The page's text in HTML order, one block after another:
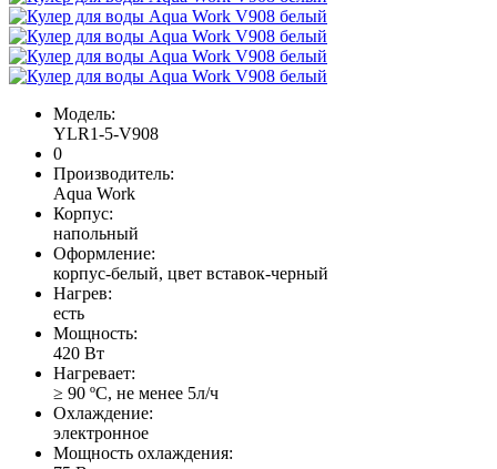
Модель:
YLR1-5-V908
0
Производитель:
Aqua Work
Корпус:
напольный
Оформление:
корпус-белый, цвет вставок-черный
Нагрев:
есть
Мощность:
420 Вт
Нагревает:
≥ 90 ºС, не менее 5л/ч
Охлаждение:
электронное
Мощность охлаждения: